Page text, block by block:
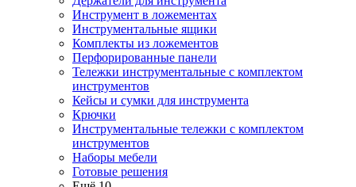
Инструмент в ложементах
Инструментальные ящики
Комплекты из ложементов
Перфорированные панели
Тележки инструментальные с комплектом
инструментов
Кейсы и сумки для инструмента
Крючки
Инструментальные тележки с комплектом
инструментов
Наборы мебели
Готовые решения